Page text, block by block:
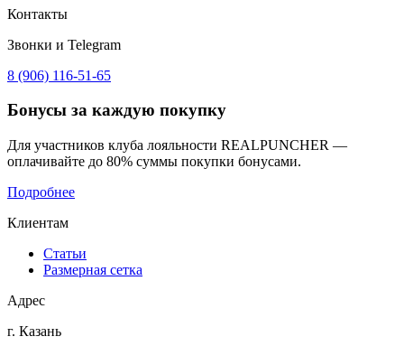
Контакты
Звонки и Telegram
8 (906) 116-51-65
Бонусы за каждую покупку
Для участников клуба лояльности REALPUNCHER —
оплачивайте до 80% суммы покупки бонусами.
Подробнее
Клиентам
Статьи
Размерная сетка
Адрес
г. Казань